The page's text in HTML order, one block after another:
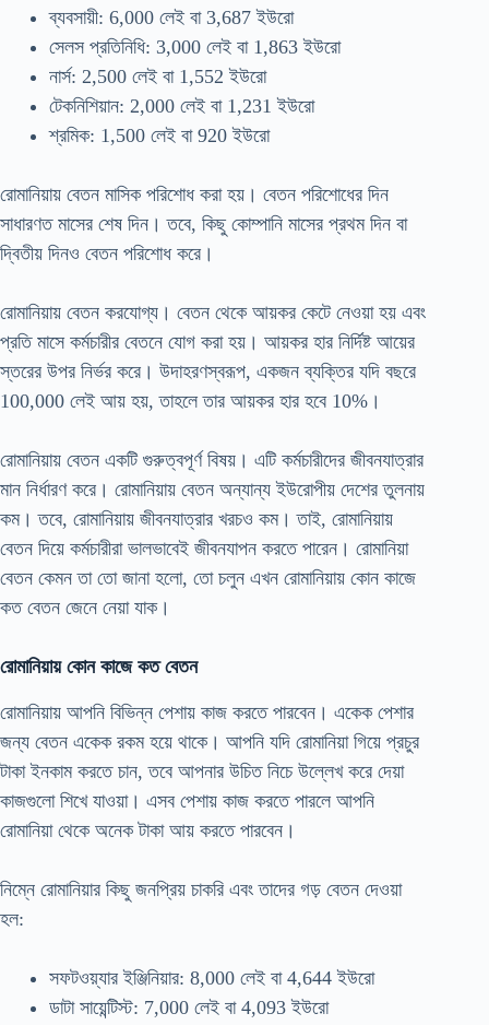
ব্যবসায়ী: 6,000 লেই বা 3,687 ইউরো
সেলস প্রতিনিধি: 3,000 লেই বা 1,863 ইউরো
নার্স: 2,500 লেই বা 1,552 ইউরো
টেকনিশিয়ান: 2,000 লেই বা 1,231 ইউরো
শ্রমিক: 1,500 লেই বা 920 ইউরো
রোমানিয়ায় বেতন মাসিক পরিশোধ করা হয়। বেতন পরিশোধের দিন
সাধারণত মাসের শেষ দিন। তবে, কিছু কোম্পানি মাসের প্রথম দিন বা
দ্বিতীয় দিনও বেতন পরিশোধ করে।
রোমানিয়ায় বেতন করযোগ্য। বেতন থেকে আয়কর কেটে নেওয়া হয় এবং
প্রতি মাসে কর্মচারীর বেতনে যোগ করা হয়। আয়কর হার নির্দিষ্ট আয়ের
স্তরের উপর নির্ভর করে। উদাহরণস্বরূপ, একজন ব্যক্তির যদি বছরে
100,000 লেই আয় হয়, তাহলে তার আয়কর হার হবে 10%।
রোমানিয়ায় বেতন একটি গুরুত্বপূর্ণ বিষয়। এটি কর্মচারীদের জীবনযাত্রার
মান নির্ধারণ করে। রোমানিয়ায় বেতন অন্যান্য ইউরোপীয় দেশের তুলনায়
কম। তবে, রোমানিয়ায় জীবনযাত্রার খরচও কম। তাই, রোমানিয়ায়
বেতন দিয়ে কর্মচারীরা ভালভাবেই জীবনযাপন করতে পারেন। রোমানিয়া
বেতন কেমন তা তো জানা হলো, তো চলুন এখন রোমানিয়ায় কোন কাজে
কত বেতন জেনে নেয়া যাক।
রোমানিয়ায় কোন কাজে কত বেতন
রোমানিয়ায় আপনি বিভিন্ন পেশায় কাজ করতে পারবেন। একেক পেশার
জন্য বেতন একেক রকম হয়ে থাকে। আপনি যদি রোমানিয়া গিয়ে প্রচুর
টাকা ইনকাম করতে চান, তবে আপনার উচিত নিচে উল্লেখ করে দেয়া
কাজগুলো শিখে যাওয়া। এসব পেশায় কাজ করতে পারলে আপনি
রোমানিয়া থেকে অনেক টাকা আয় করতে পারবেন।
নিম্নে রোমানিয়ার কিছু জনপ্রিয় চাকরি এবং তাদের গড় বেতন দেওয়া
হল:
সফটওয়্যার ইঞ্জিনিয়ার: 8,000 লেই বা 4,644 ইউরো
ডাটা সায়েন্টিস্ট: 7,000 লেই বা 4,093 ইউরো